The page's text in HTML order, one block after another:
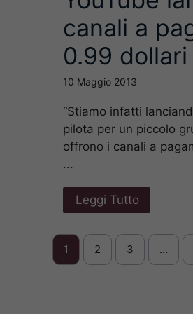
canali a
0.99
10 Maggio 2013
“Stiamo infatti
pilota per un piccolo
offrono i canali a
...
Leggi Tutto
1 2 3 …